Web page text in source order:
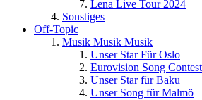
Lena Live Tour 2024
Sonstiges
Off-Topic
Musik Musik Musik
Unser Star Für Oslo
Eurovision Song Contest
Unser Star für Baku
Unser Song für Malmö